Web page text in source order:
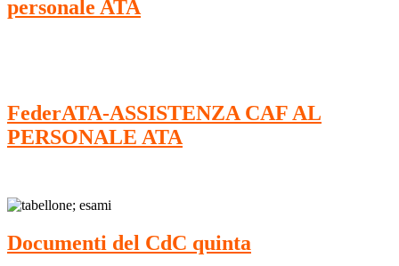
personale ATA
FederATA-ASSISTENZA CAF AL
PERSONALE ATA
Documenti del CdC quinta